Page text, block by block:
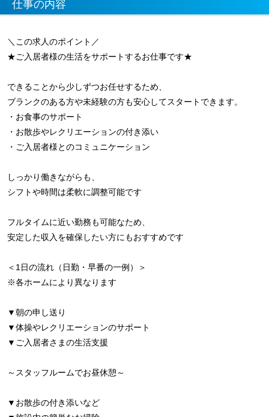
仕事の内容
＼この求人のポイント／
★ご入居者様の生活をサポートするお仕事です★
できることから少しずつお任せするため、
ブランクのある方や未経験の方も安心してスタートできます。
・お食事のサポート
・お散歩やレクリエーションの付き添い
・ご入居者様とのコミュニケーション
しっかり働きながらも、
シフトや時間は柔軟に調整可能です
フルタイムに近い勤務も可能なため、
安定した収入を確保したい方にもおすすめです
＜1日の流れ（日勤・早番の一例）＞
※各ホームにより異なります
▼朝の申し送り
▼体操やレクリエーションのサポート
▼ご入居者さまの生活支援
～スタッフルームでお昼休憩～
▼お散歩の付き添いなど